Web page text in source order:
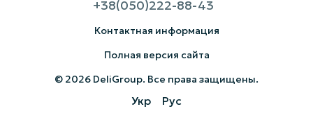
+38(050)222-88-43
Контактная информация
Полная версия сайта
© 2026 DeliGroup. Все права защищены.
Укр Рус